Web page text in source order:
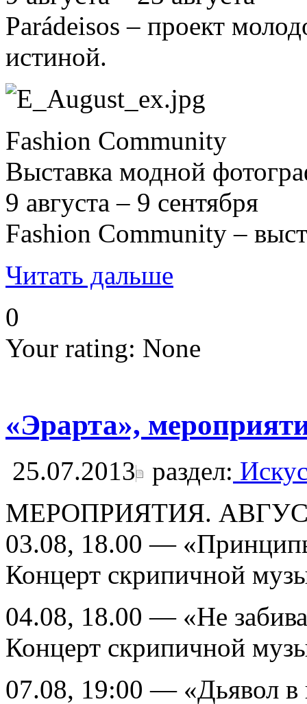
Parádeisos – проект
истиной.
Fashion Community
Выставка модной
9 августа – 9 сентября
Fashion Community –
Читать дальше
0
Your rating: None
«Эрарта»,
25.07.2013 раздел:
МЕРОПРИЯТИЯ.
03.08, 18.00 —
Концерт скрипичной
04.08, 18.00 — «Не
Концерт скрипичной
07.08, 19:00 — «Дьявол в